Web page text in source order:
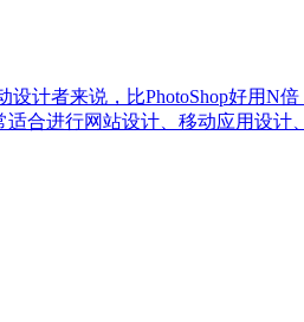
计者来说，比PhotoShop好用N
合进行网站设计、移动应用设计